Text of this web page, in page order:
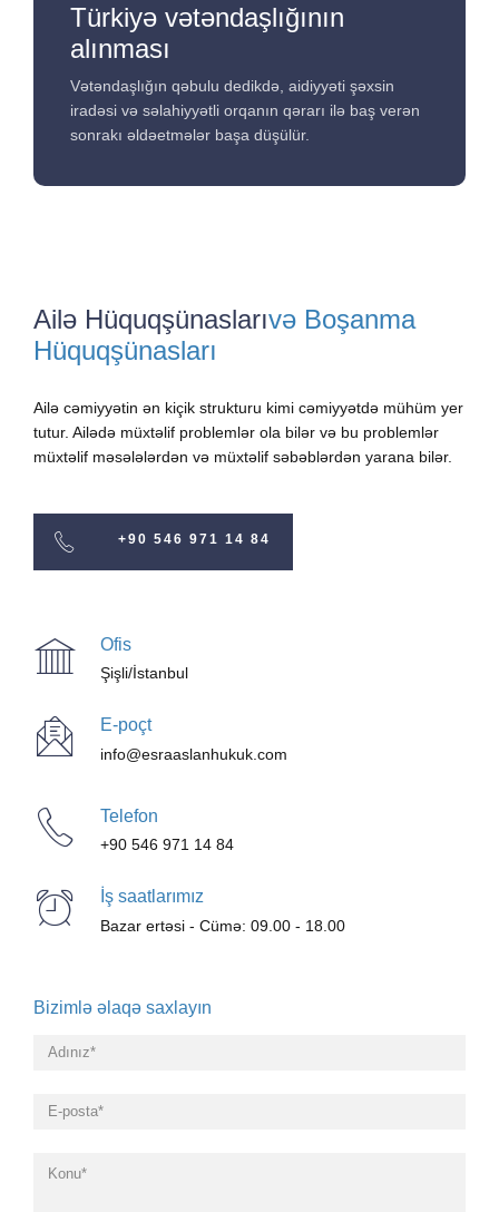
Türkiyə vətəndaşlığının
alınması
Vətəndaşlığın qəbulu dedikdə, aidiyyəti şəxsin
iradəsi və səlahiyyətli orqanın qərarı ilə baş verən
sonrakı əldəetmələr başa düşülür.
Ailə Hüquqşünaslarıvə Boşanma
Hüquqşünasları
Ailə cəmiyyətin ən kiçik strukturu kimi cəmiyyətdə mühüm yer
tutur. Ailədə müxtəlif problemlər ola bilər və bu problemlər
müxtəlif məsələlərdən və müxtəlif səbəblərdən yarana bilər.
+90 546 971 14 84
Ofis
Şişli/İstanbul
E-poçt
info@esraaslanhukuk.com
Telefon
+90 546 971 14 84
İş saatlarımız
Bazar ertəsi - Cümə: 09.00 - 18.00
Bizimlə əlaqə saxlayın